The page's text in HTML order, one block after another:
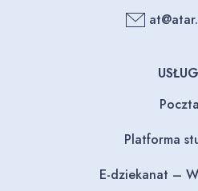
Poczta
Platforma
E-dziekanat –